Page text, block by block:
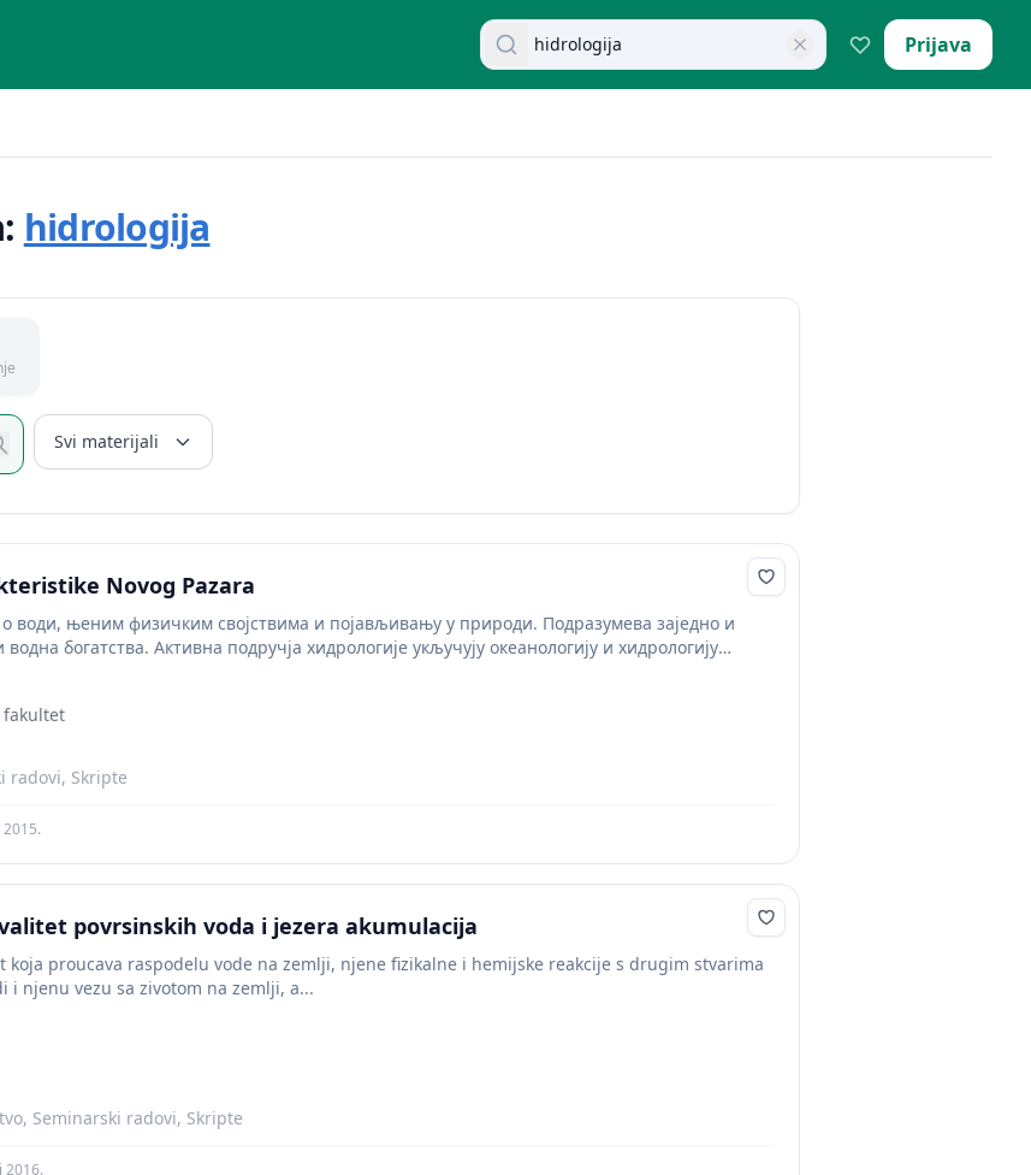
Pretraži dokumente Prijava
hidrologija
Svi materijali
Novog Pazara
о води, њеним физичким својствима и појављивању у природи. Подразумева заједно и
богатства. Активна подручја хидрологије укључују океанологију и хидрологију
fakultet
radovi, Skripte
povrsinskih voda i jezera akumulacija
koja proucava raspodelu vode na zemlji, njene fizikalne i hemijske reakcije s drugim stvarima
i njenu vezu sa zivotom na zemlji, a...
Seminarski radovi, Skripte
2016.